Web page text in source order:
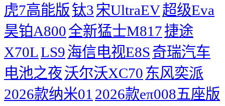
虎7高能版钛3 宋UltraEV超级Eva
昊铂A800全新猛士M817捷途
X70LLS9海信电视E8S奇瑞汽车
电池之夜沃尔沃XC70 东风奕派
2026款纳米01 2026款eπ008五座版